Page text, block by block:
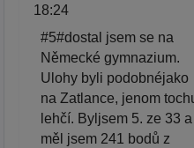
18:24
#5#dostal jsem se na
Německé gymnazium.
Ulohy byli podobnéjako
na Zatlance, jenom
lehčí. Byljsem 5. ze 33 a
měl jsem 241 bodů z